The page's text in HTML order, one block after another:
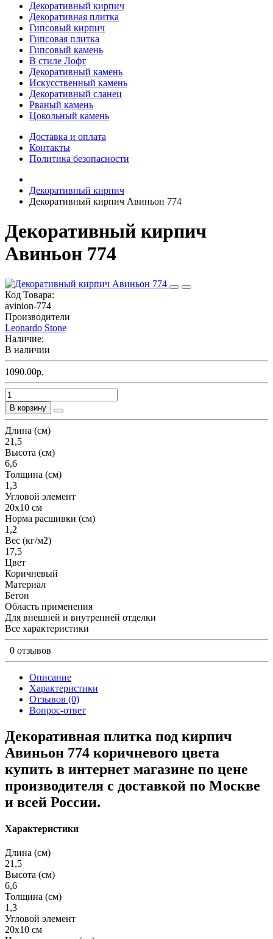
Декоративный кирпич
Декоративная плитка
Гипсовый кирпич
Гипсовая плитка
Гипсовый камень
В стиле Лофт
Декоративный камень
Искусственный камень
Декоративный сланец
Рваный камень
Цокольный камень
Доставка и оплата
Контакты
Политика безопасности
Декоративный кирпич
Декоративный кирпич Авиньон 774
Декоративный кирпич
Авиньон 774
Код Товара:
avinion-774
Производители
Leonardo Stone
Наличие:
В наличии
1090.00р.
В корзину
Длина (см)
21,5
Высота (см)
6,6
Толщина (см)
1,3
Угловой элемент
20х10 см
Норма расшивки (см)
1,2
Вес (кг/м2)
17,5
Цвет
Коричневый
Материал
Бетон
Область применения
Для внешней и внутренней отделки
Все характеристики
0 отзывов
Описание
Характеристики
Отзывов (0)
Вопрос-ответ
Декоративная плитка под кирпич
Авиньон 774 коричневого цвета
купить в интернет магазине по цене
производителя с доставкой по Москве
и всей России.
Характеристики
Длина (см)
21,5
Высота (см)
6,6
Толщина (см)
1,3
Угловой элемент
20х10 см